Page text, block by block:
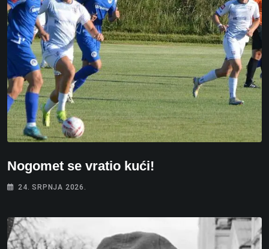
Nogomet se vratio kući!
24. SRPNJA 2026.